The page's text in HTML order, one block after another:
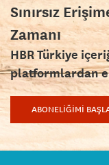
Sınırsız
Zamanı
HBR Türkiye
platformlardan
ABONELİĞİMİ